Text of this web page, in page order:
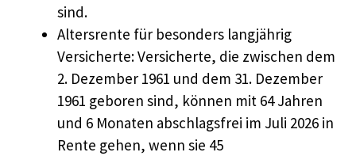
sind.
Altersrente für besonders langjährig
Versicherte: Versicherte, die zwischen dem
2. Dezember 1961 und dem 31. Dezember
1961 geboren sind, können mit 64 Jahren
und 6 Monaten abschlagsfrei im Juli 2026 in
Rente gehen, wenn sie 45